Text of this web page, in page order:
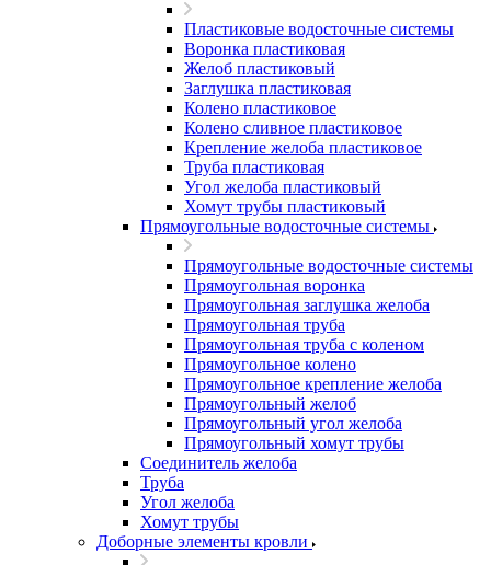
Пластиковые водосточные системы
Воронка пластиковая
Желоб пластиковый
Заглушка пластиковая
Колено пластиковое
Колено сливное пластиковое
Крепление желоба пластиковое
Труба пластиковая
Угол желоба пластиковый
Хомут трубы пластиковый
Прямоугольные водосточные системы
Прямоугольные водосточные системы
Прямоугольная воронка
Прямоугольная заглушка желоба
Прямоугольная труба
Прямоугольная труба c коленом
Прямоугольное колено
Прямоугольное крепление желоба
Прямоугольный желоб
Прямоугольный угол желоба
Прямоугольный хомут трубы
Соединитель желоба
Труба
Угол желоба
Хомут трубы
Доборные элементы кровли